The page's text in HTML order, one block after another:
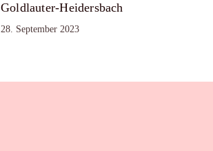
Goldlauter-Heidersbach
28. September 2023